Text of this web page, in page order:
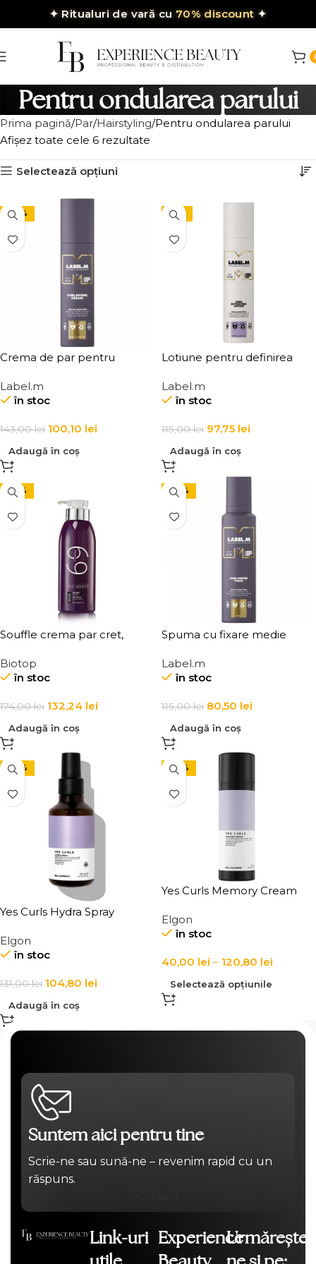
✦ Ritualuri de vară cu 70% discount ✦
Pentru ondularea parului
Prima pagină Par Hairstyling Pentru ondularea parului
Afișez toate cele 6 rezultate
Selectează opțiuni
-30%
Crema de par pentru
Curl Define Cream
Label.m
în stoc
143,00lei 100,10 lei
Adaugă în coș
-15%
Lotiune pentru definirea
poros Curl Activating Lotion
Label.m
în stoc
115,00lei 97,75 lei
Adaugă în coș
-24%
Souffle crema par cret,
Biotop 69 Pro Active Souflee
500 ml
Biotop
în stoc
174,00lei 132,24 lei
Adaugă în coș
-30%
Spuma cu fixare medie
Define Foam
Label.m
în stoc
115,00lei 80,50 lei
Adaugă în coș
-20%
Yes Curls Hydra Spray
Elgon
în stoc
131,00lei 104,80 lei
Adaugă în coș
-20%
Yes Curls Memory Cream
Elgon
în stoc
40,00 lei – 120,80 lei
Selectează opțiunile
Suntem aici pentru tine
Scrie-ne sau sună-ne – revenim rapid cu un
răspuns.
Link-uri ExperienceUrmărește-